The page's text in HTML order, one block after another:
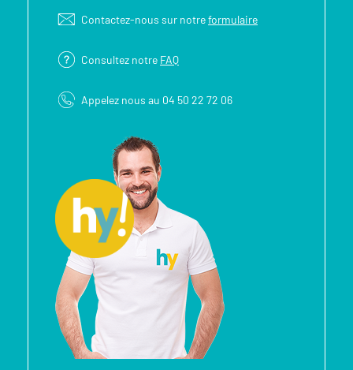
Contactez-nous sur notreformulaire
Consultez notre FAQ
Appelez nous au 04 50 22 72 06